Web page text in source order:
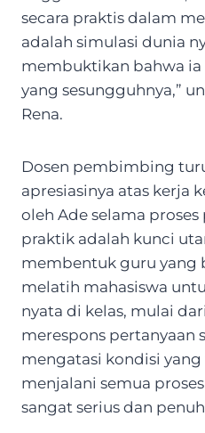
secara praktis dalam
adalah simulasi dunia
membuktikan bahwa
yang sesungguhnya,”
Rena.
Dosen pembimbing
apresiasinya atas kerja
oleh Ade selama proses
praktik adalah kunci
membentuk guru yang
melatih mahasiswa
nyata di kelas, mulai
merespons pertanyaan
mengatasi kondisi
menjalani semua
sangat serius dan